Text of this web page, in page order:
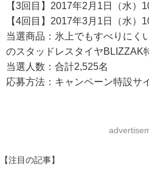
【3回目】2017年2月1日（水）
【4回目】2017年3月1日（水）
当選商品：氷上でもすべりにく
のスタッドレスタイヤBLIZZAK
当選人数：合計2,525名
応募方法：キャンペーン特設サ
【注目の記事】